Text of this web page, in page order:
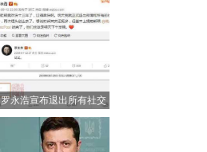
罗永浩宣布退出所有社交
平台